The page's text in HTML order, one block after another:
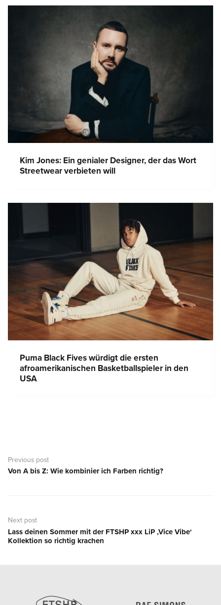
Kim Jones: Ein genialer Designer, der das Wort
Streetwear verbieten will
Puma Black Fives würdigt die ersten
afroamerikanischen Basketballspieler in den
USA
Previous post
Previous
Von A bis Z: Wie kombinier ich Farben richtig?
Next post
Next
post:
Lass deinen Sommer mit der FTSHP xxx LiP ‚Vice Vibe‘
Kollektion so richtig krachen